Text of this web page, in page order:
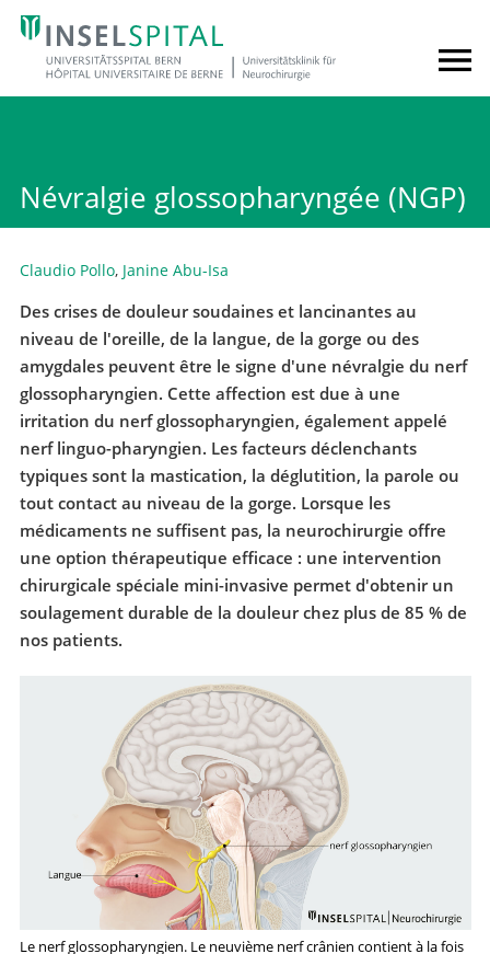
Névralgie glossopharyngée (NGP)
Claudio Pollo, Janine Abu-Isa
Des crises de douleur soudaines et lancinantes au
niveau de l'oreille, de la langue, de la gorge ou des
amygdales peuvent être le signe d'une névralgie du nerf
glossopharyngien. Cette affection est due à une
irritation du nerf glossopharyngien, également appelé
nerf linguo-pharyngien. Les facteurs déclenchants
typiques sont la mastication, la déglutition, la parole ou
tout contact au niveau de la gorge. Lorsque les
médicaments ne suffisent pas, la neurochirurgie offre
une option thérapeutique efficace : une intervention
chirurgicale spéciale mini-invasive permet d'obtenir un
soulagement durable de la douleur chez plus de 85 % de
nos patients.
Le nerf glossopharyngien. Le neuvième nerf crânien contient à la fois